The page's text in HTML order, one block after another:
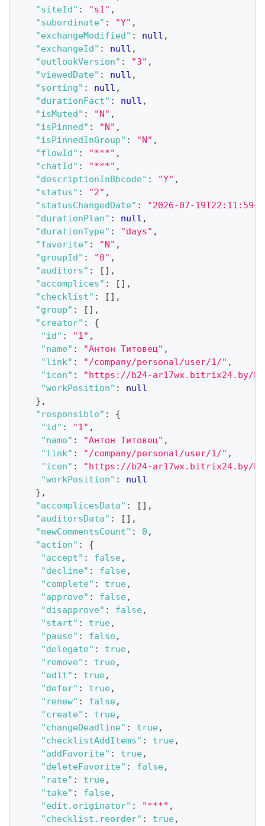
"siteId" : "s1" ,
"subordinate" : "Y" ,
"exchangeModified" : null ,
"exchangeId" : null ,
"outlookVersion" : "3" ,
"viewedDate" : null ,
"sorting" : null ,
"durationFact" : null ,
"isMuted" : "N" ,
"isPinned" : "N" ,
"isPinnedInGroup" : "N" ,
"flowId" : "***" ,
"chatId" : "***" ,
"descriptionInBbcode" : "Y" ,
"status" : "2" ,
"statusChangedDate" :
"2026-07-
"durationPlan" : null ,
"durationType" : "days" ,
"favorite" : "N" ,
"groupId" : "0" ,
"auditors" : [ ] ,
"accomplices" : [ ] ,
"checklist" : [ ] ,
"group" : [ ] ,
"creator" :
{
"id" : "1" ,
"name" : "Антон Титовец" ,
"link" : "/company/personal/user/1/" ,
"icon" :
"https://b24-ar17wx.bitrix24.by/
"workPosition" :
null
} ,
"responsible" :
{
"id" : "1" ,
"name" : "Антон Титовец" ,
"link" : "/company/personal/user/1/" ,
"icon" :
"https://b24-ar17wx.bitrix24.by/
"workPosition" :
null
} ,
"accomplicesData" : [ ] ,
"auditorsData" : [ ] ,
"newCommentsCount" : 0 ,
"action" :
{
"accept" : false,
"decline" : false,
"complete" : true,
"approve" : false,
"disapprove" : false,
"start" : true,
"pause" : false,
"delegate" : true,
"remove" : true,
"edit" : true,
"defer" : true,
"renew" : false,
"create" : true,
"changeDeadline" : true,
"checklistAddItems" : true,
"addFavorite" : true,
"deleteFavorite" : false,
"rate" : true,
"take" : false,
"edit.originator" : "***" ,
"checklist.reorder" : true,